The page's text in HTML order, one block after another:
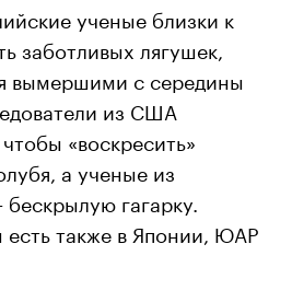
ученые близки к
заботливых лягушек,
вымершими с середины
из США
«воскресить»
а ученые из
гагарку.
также в Японии, ЮАР